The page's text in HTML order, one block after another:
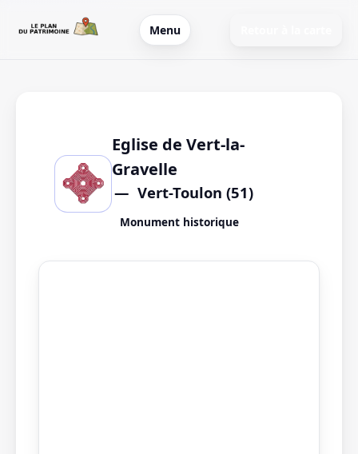
Menu
Eglise de Vert-la-
Gravelle
Vert-Toulon (51)
Monument historique